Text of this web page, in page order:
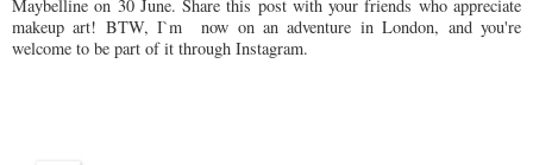
Maybelline on 30 June. Share this post with your friends who appreciate
makeup art! BTW, I`m now on an adventure in London, and you're
welcome to be part of it through Instagram.